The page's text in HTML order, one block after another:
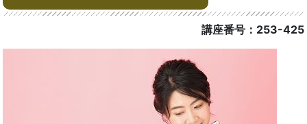
講座番号：253-425